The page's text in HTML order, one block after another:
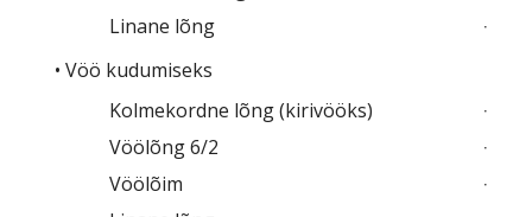
Linane lõng
• Vöö kudumiseks
Kolmekordne lõng (kirivööks)
Vöölõng 6/2
Vöölõim